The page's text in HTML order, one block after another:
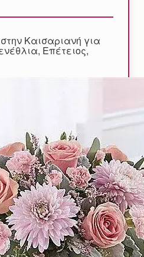
Καισαριανή για
Επέτειος,